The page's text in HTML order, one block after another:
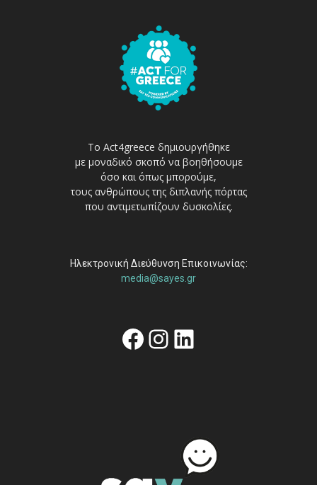
Το Act4greece δημιουργήθηκε
με μοναδικό σκοπό να βοηθήσουμε
όσο και όπως μπορούμε,
τους ανθρώπους της διπλανής πόρτας
που αντιμετωπίζουν δυσκολίες.
Ηλεκτρονική Διεύθυνση Επικοινωνίας:
media@sayes.gr
Facebook
Instagram
Linkedin